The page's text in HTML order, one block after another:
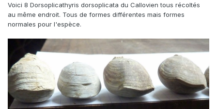
Voici 8 Dorsoplicathyris dorsoplicata du Callovien tous récoltés
au même endroit. Tous de formes différentes mais formes
normales pour l'espèce.